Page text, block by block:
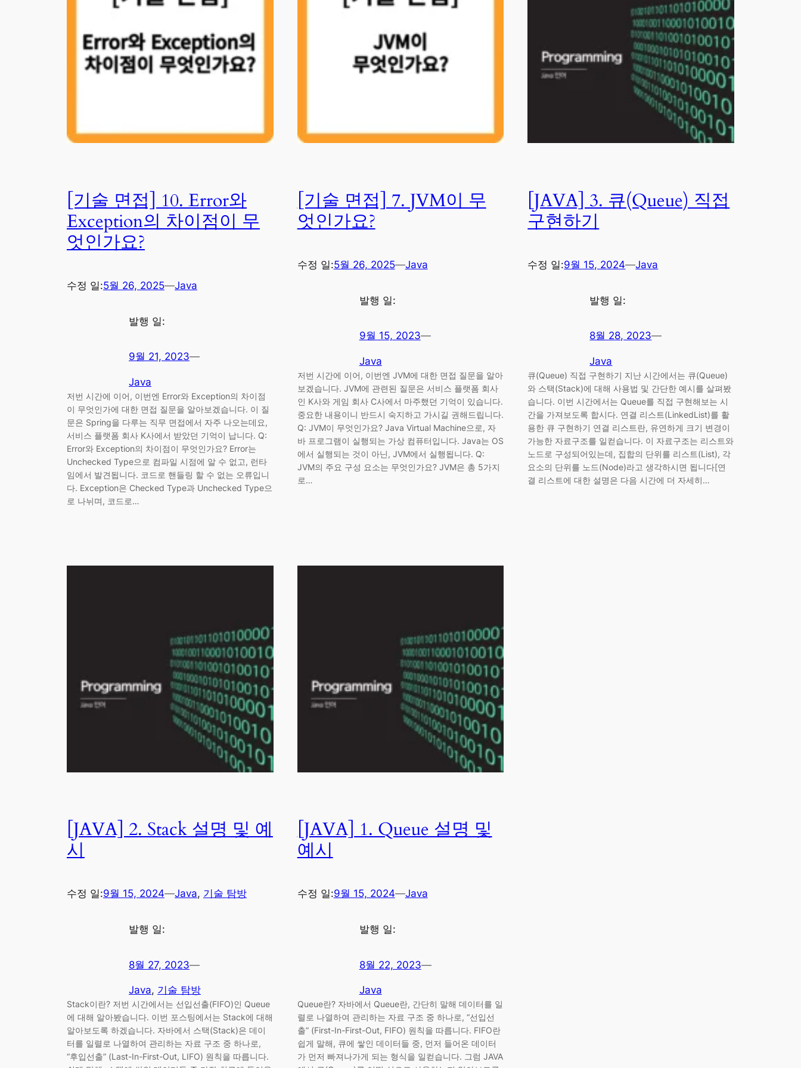
[기술 면접] 10. Error와
Exception의 차이점이 무
엇인가요?
수정 일:5월 26, 2025—Java
발행 일:
9월 21, 2023—
Java
저번 시간에 이어, 이번엔 Error와 Exception의 차이점
이 무엇인가에 대한 면접 질문을 알아보겠습니다. 이 질
문은 Spring을 다루는 직무 면접에서 자주 나오는데요,
서비스 플랫폼 회사 K사에서 받았던 기억이 납니다. Q:
Error와 Exception의 차이점이 무엇인가요? Error는
Unchecked Type으로 컴파일 시점에 알 수 없고, 런타
임에서 발견됩니다. 코드로 핸들링 할 수 없는 오류입니
다. Exception은 Checked Type과 Unchecked Type으
로 나뉘며, 코드로…
[기술 면접] 7. JVM이 무
엇인가요?
수정 일:5월 26, 2025—Java
발행 일:
9월 15, 2023—
Java
저번 시간에 이어, 이번엔 JVM에 대한 면접 질문을 알아
보겠습니다. JVM에 관련된 질문은 서비스 플랫폼 회사
인 K사와 게임 회사 C사에서 마주했던 기억이 있습니다.
중요한 내용이니 반드시 숙지하고 가시길 권해드립니다.
Q: JVM이 무엇인가요? Java Virtual Machine으로, 자
바 프로그램이 실행되는 가상 컴퓨터입니다. Java는 OS
에서 실행되는 것이 아닌, JVM에서 실행됩니다. Q:
JVM의 주요 구성 요소는 무엇인가요? JVM은 총 5가지
로…
[JAVA] 3. 큐(Queue) 직접
구현하기
수정 일:9월 15, 2024—Java
발행 일:
8월 28, 2023—
Java
큐(Queue) 직접 구현하기 지난 시간에서는 큐(Queue)
와 스택(Stack)에 대해 사용법 및 간단한 예시를 살펴봤
습니다. 이번 시간에서는 Queue를 직접 구현해보는 시
간을 가져보도록 합시다. 연결 리스트(LinkedList)를 활
용한 큐 구현하기 연결 리스트란, 유연하게 크기 변경이
가능한 자료구조를 일컫습니다. 이 자료구조는 리스트와
노드로 구성되어있는데, 집합의 단위를 리스트(List), 각
요소의 단위를 노드(Node)라고 생각하시면 됩니다[연
결 리스트에 대한 설명은 다음 시간에 더 자세히…
[JAVA] 2. Stack 설명 및 예
시
수정 일:9월 15, 2024—Java, 기술 탐방
발행 일:
8월 27, 2023—
Java, 기술 탐방
Stack이란? 저번 시간에서는 선입선출(FIFO)인 Queue
에 대해 알아봤습니다. 이번 포스팅에서는 Stack에 대해
알아보도록 하겠습니다. 자바에서 스택(Stack)은 데이
터를 일렬로 나열하여 관리하는 자료 구조 중 하나로,
“후입선출” (Last-In-First-Out, LIFO) 원칙을 따릅니다.
[JAVA] 1. Queue 설명 및
예시
수정 일:9월 15, 2024—Java
발행 일:
8월 22, 2023—
Java
Queue란? 자바에서 Queue란, 간단히 말해 데이터를 일
렬로 나열하여 관리하는 자료 구조 중 하나로, “선입선
출” (First-In-First-Out, FIFO) 원칙을 따릅니다. FIFO란
쉽게 말해, 큐에 쌓인 데이터들 중, 먼저 들어온 데이터
가 먼저 빠져나가게 되는 형식을 일컫습니다. 그럼 JAVA